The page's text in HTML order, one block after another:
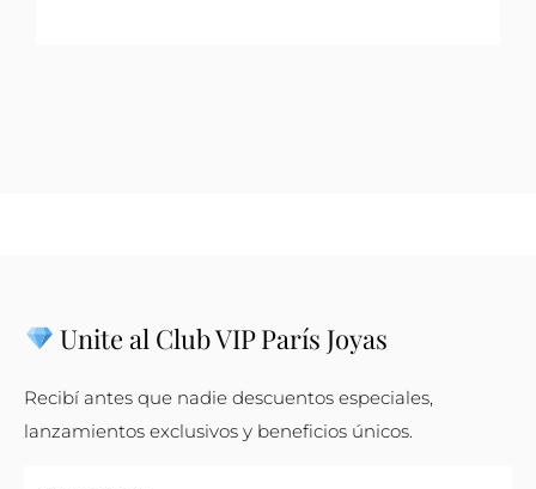
Unite al Club VIP París Joyas
Recibí antes que nadie descuentos especiales,
lanzamientos exclusivos y beneficios únicos.